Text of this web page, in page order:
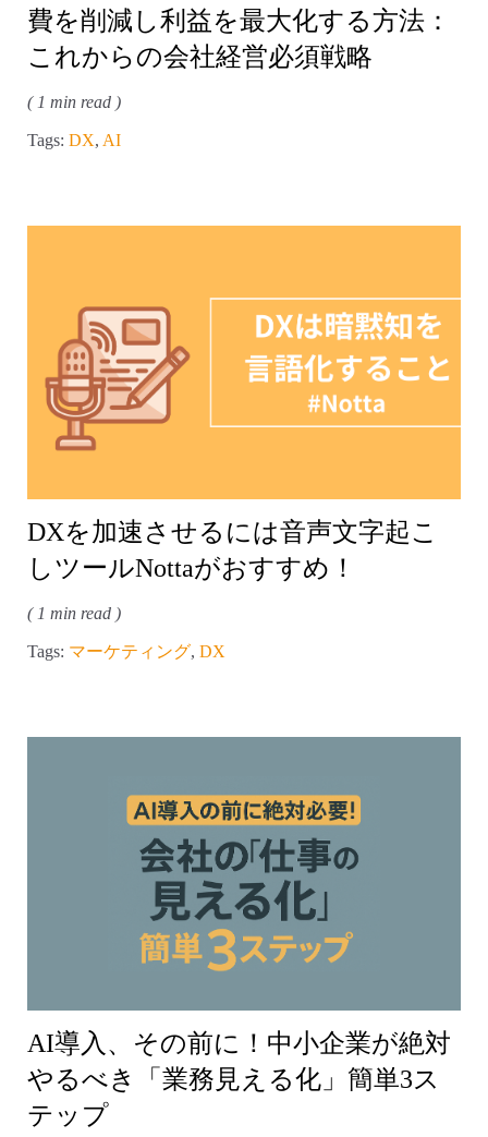
費を削減し利益を最大化する方法：
これからの会社経営必須戦略
( 1 min read )
Tags: DX, AI
DXを加速させるには音声文字起こ
しツールNottaがおすすめ！
( 1 min read )
Tags: マーケティング, DX
AI導入、その前に！中小企業が絶対
やるべき「業務見える化」簡単3ス
テップ